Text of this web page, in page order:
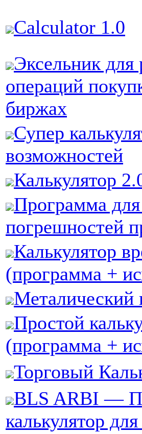
Calculator 1.0
Эксельник для
операций
биржах
Супер
возможностей
Калькулятор
Программа для
погрешностей
Калькулятор
(программа +
Металический
Простой
(программа +
Торговый
BLS ARBI —
калькулятор